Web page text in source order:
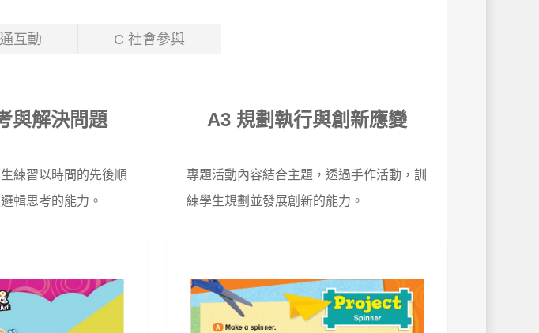
互動 C 社會參與
與解決問題
練習以時間的先後順
輯思考的能力。
A3 規劃執行與創新應變
專題活動內容結合主題，透過手作活動，訓
練學生規劃並發展創新的能力。